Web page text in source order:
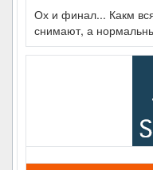
Ох и финал... Какм
снимают, а